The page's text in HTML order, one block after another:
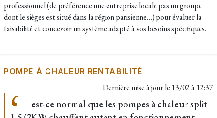
professionnel (de préférence une entreprise locale pas un groupe
dont le sièges est situé dans la région parisienne…) pour évaluer la
faisabilité et concevoir un système adapté à vos besoins spécifiques.
POMPE À CHALEUR RENTABILITÉ
Dernière mise à jour le 13/02 à 12:37
est-ce normal que les pompes à chaleur split